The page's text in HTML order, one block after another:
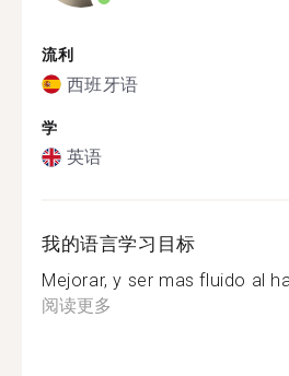
流利
西班牙语
学
英语
我的语言学习目标
Mejorar, y ser mas fluido al
阅读更多